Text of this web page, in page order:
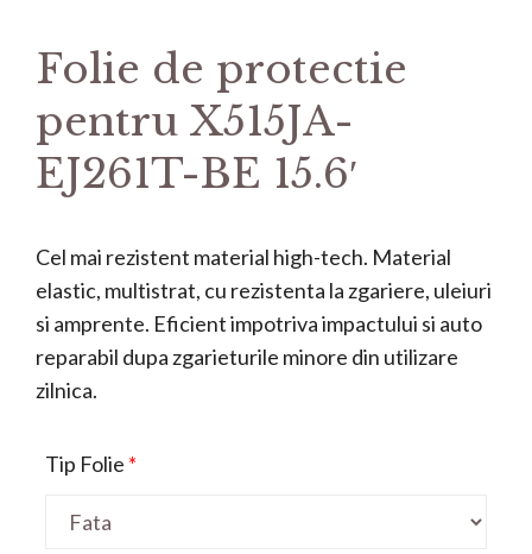
Folie de protectie
pentru X515JA-
EJ261T-BE 15.6′
Cel mai rezistent material high-tech. Material
elastic, multistrat, cu rezistenta la zgariere, uleiuri
si amprente. Eficient impotriva impactului si auto
reparabil dupa zgarieturile minore din utilizare
zilnica.
Tip Folie *